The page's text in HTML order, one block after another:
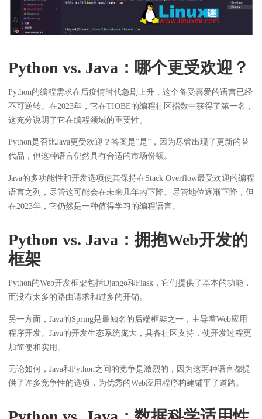
Python vs. Java：哪个更受欢迎？
Python的编程需求在后疫情时代急剧上升，这个备受喜爱的语言已经
不可逆转。在2023年，它在TIOBE的编程社区指数中获得了第一名，
这充分说明了它在编程领域的重要性。
Python是否比Java更受欢迎？答案是”是”，因为尽管出现了更新的替
代品，但这种语言仍然具有合适的市场份额。
Java的多功能性和开发选项使其保持在Stack Overflow最受欢迎的编程
语言之列，尽管这可能会在未来几年内下降。尽管地位逐渐下降，但
在2023年，它仍然是一种值得学习的编程语言。
Python vs. Java：拥抱Web开发的
框架
Python的Web开发框架包括Django和Flask，它们提供了基本的功能，
而没有太多的路由请求和过多的开销。
另一方面，Java的Spring是最知名的后端框架之一，主导着Web应用
程序开发。Java的开发生态系统庞大，具备社区支持，使开发过程更
加简便和实用。
无论如何，Java和Python之间的竞争是激烈的，因为这两种语言都提
供了许多竞争性的选项，为优秀的Web应用程序构建铺平了道路。